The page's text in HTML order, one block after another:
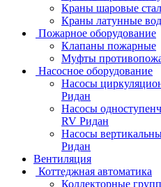
Краны шаровые
Краны латунные
Пожарное оборудование
Клапаны пожарные
Муфты
Насосное оборудование
Насосы
Ридан
Насосы
RV Ридан
Насосы
Ридан
Вентиляция
Коттеджная автоматика
Коллекторные